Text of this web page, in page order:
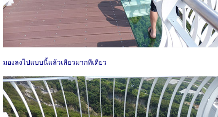
มองลงไปแบบนี้แล้วเสียวมากทีเดียว